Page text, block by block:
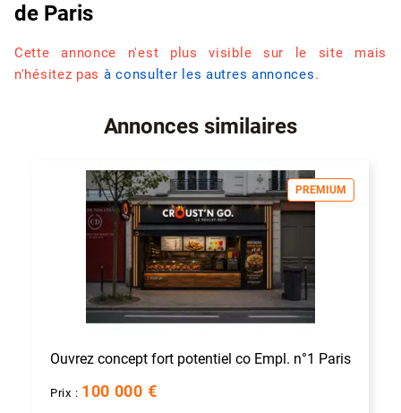
de Paris
Cette annonce n'est plus visible sur le site mais
n'hésitez pas à consulter les autres annonces.
Annonces similaires
PREMIUM
Ouvrez concept fort potentiel co Empl. n°1 Paris
Prix : 100 000 €